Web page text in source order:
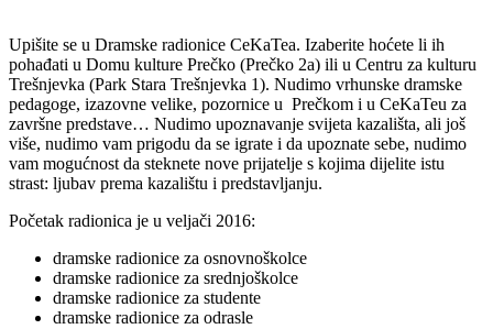
Upišite se u Dramske radionice CeKaTea. Izaberite hoćete li ih
pohađati u Domu kulture Prečko (Prečko 2a) ili u Centru za kulturu
Trešnjevka (Park Stara Trešnjevka 1). Nudimo vrhunske dramske
pedagoge, izazovne velike, pozornice u Prečkom i u CeKaTeu za
završne predstave… Nudimo upoznavanje svijeta kazališta, ali još
više, nudimo vam prigodu da se igrate i da upoznate sebe, nudimo
vam mogućnost da steknete nove prijatelje s kojima dijelite istu
strast: ljubav prema kazalištu i predstavljanju.
Početak radionica je u veljači 2016:
dramske radionice za osnovnoškolce
dramske radionice za srednjoškolce
dramske radionice za studente
dramske radionice za odrasle